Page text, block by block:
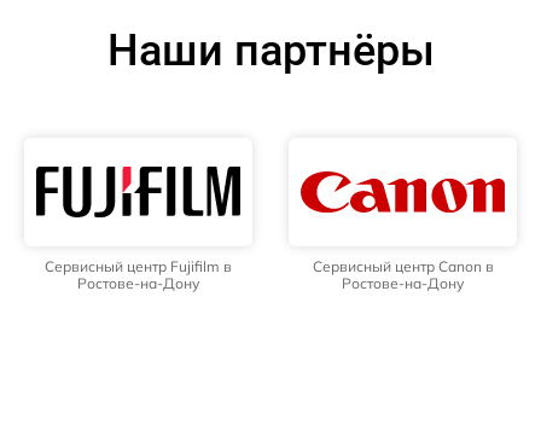
Наши партнёры
Сервисный центр Fujifilm в
Ростове-на-Дону
Сервисный центр Canon в
Ростове-на-Дону